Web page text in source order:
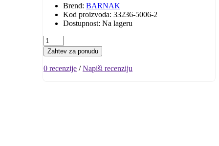
Brend: BARNAK
Kod proizvoda: 33236-5006-2
Dostupnost: Na lageru
Zahtev za ponudu
0 recenzije /Napiši recenziju